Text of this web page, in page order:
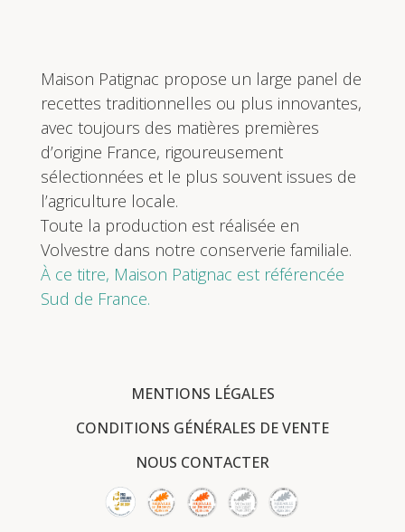
Maison Patignac propose un large panel de
recettes traditionnelles ou plus innovantes,
avec toujours des matières premières
d’origine France, rigoureusement
sélectionnées et le plus souvent issues de
l’agriculture locale.
Toute la production est réalisée en
Volvestre dans notre conserverie familiale.
À ce titre, Maison Patignac est référencée
Sud de France.
MENTIONS LÉGALES
CONDITIONS GÉNÉRALES DE VENTE
NOUS CONTACTER